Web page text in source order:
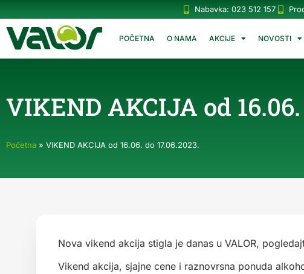
Nabavka: 023 512 157
POČETNA O NAMA AKCIJE NOVOSTI
VIKEND AKCIJA od
Početna » VIKEND AKCIJA od 16.06. do 17.06.2023.
Nova vikend akcija stigla je danas u VALOR,
Vikend akcija, sjajne cene i raznovrsna ponuda